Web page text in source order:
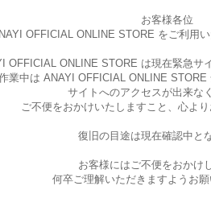
お客様各位
OFFICIAL ONLINE STORE をご利用
OFFICIAL ONLINE STORE は現在緊急サ
業中は ANAYI OFFICIAL ONLINE STORE
サイトへのアクセスが出来な
ご不便をおかけいたしますこと、 心より
復旧の目途は現在確認中と
お客様にはご不便をおかけ
何卒ご理解いただきますようお願